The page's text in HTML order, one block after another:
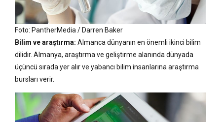
Foto: PantherMedia / Darren Baker
Bilim ve araştırma: Almanca dünyanın en önemli ikinci bilim
dilidir. Almanya, araştırma ve geliştirme alanında dünyada
üçüncü sırada yer alır ve yabancı bilim insanlarına araştırma
bursları verir.